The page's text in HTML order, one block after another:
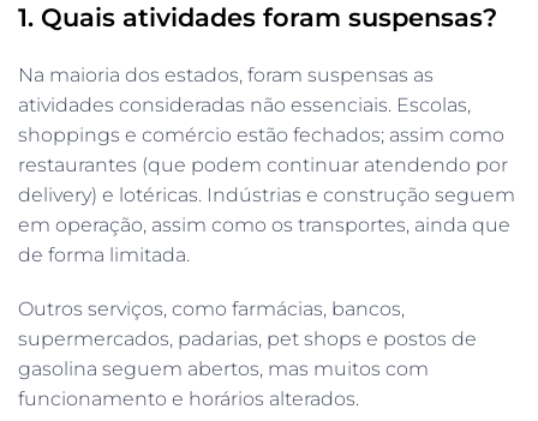
1. Quais atividades foram suspensas?
Na maioria dos estados, foram suspensas as
atividades consideradas não essenciais. Escolas,
shoppings e comércio estão fechados; assim como
restaurantes (que podem continuar atendendo por
delivery) e lotéricas. Indústrias e construção seguem
em operação, assim como os transportes, ainda que
de forma limitada.
Outros serviços, como farmácias, bancos,
supermercados, padarias, pet shops e postos de
gasolina seguem abertos, mas muitos com
funcionamento e horários alterados.